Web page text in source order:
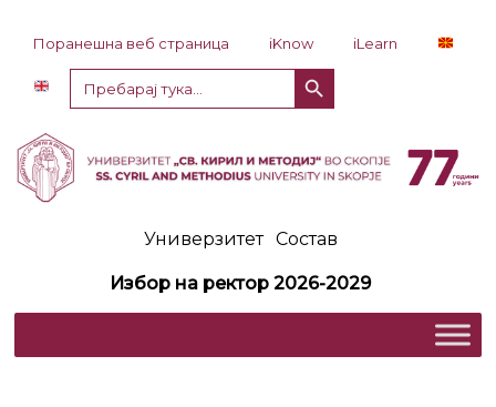
Поранешна веб страница iKnow
iLearn
Пребарај
за:
Копче за пребарување
Универзитет Состав
Избор на ректор 2026-2029